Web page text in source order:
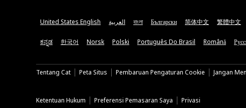
United States English العربية বাংলা Български 简体中文 繁體中文
ಕನ್ನಡ 한국어 Norsk Polski Português Do Brasil Română
Tentang Cat Peta Situs Pembaruan Pengaturan Cookie Jangan
Ketentuan Hukum Preferensi Pemasaran Saya Privasi